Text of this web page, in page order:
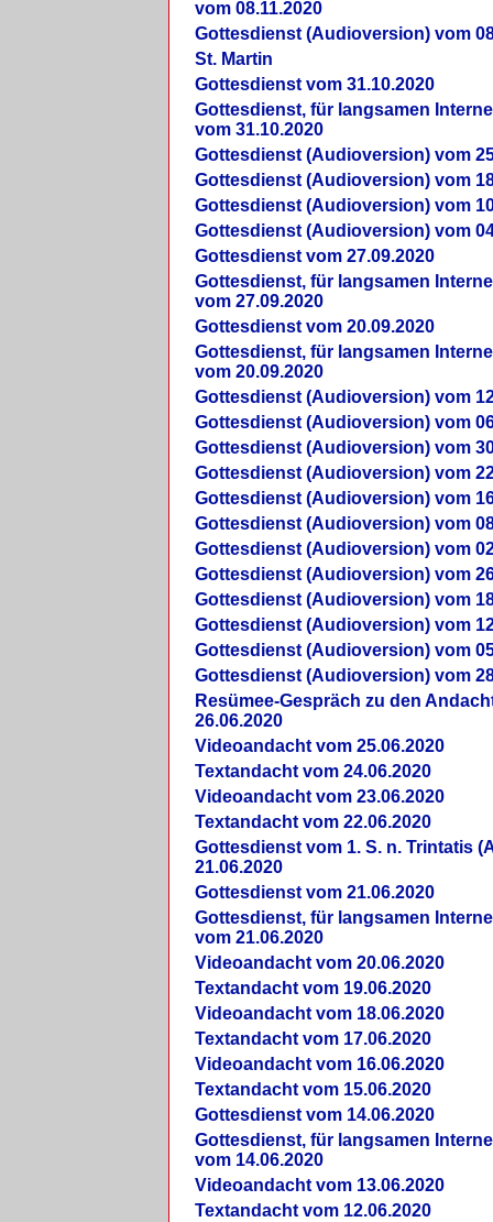
vom 08.11.2020
Gottesdienst (Audioversion) vom
St. Martin
Gottesdienst vom 31.10.2020
Gottesdienst, für langsamen
vom 31.10.2020
Gottesdienst (Audioversion) vom
Gottesdienst (Audioversion) vom
Gottesdienst (Audioversion) vom
Gottesdienst (Audioversion) vom
Gottesdienst vom 27.09.2020
Gottesdienst, für langsamen
vom 27.09.2020
Gottesdienst vom 20.09.2020
Gottesdienst, für langsamen
vom 20.09.2020
Gottesdienst (Audioversion) vom
Gottesdienst (Audioversion) vom
Gottesdienst (Audioversion) vom
Gottesdienst (Audioversion) vom
Gottesdienst (Audioversion) vom
Gottesdienst (Audioversion) vom
Gottesdienst (Audioversion) vom
Gottesdienst (Audioversion) vom
Gottesdienst (Audioversion) vom
Gottesdienst (Audioversion) vom
Gottesdienst (Audioversion) vom
Gottesdienst (Audioversion) vom
Re­sü­mee-Gespräch zu den
26.06.2020
Videoandacht vom 25.06.2020
Textandacht vom 24.06.2020
Videoandacht vom 23.06.2020
Textandacht vom 22.06.2020
Gottesdienst vom 1. S. n. Trintatis
21.06.2020
Gottesdienst vom 21.06.2020
Gottesdienst, für langsamen
vom 21.06.2020
Videoandacht vom 20.06.2020
Textandacht vom 19.06.2020
Videoandacht vom 18.06.2020
Textandacht vom 17.06.2020
Videoandacht vom 16.06.2020
Textandacht vom 15.06.2020
Gottesdienst vom 14.06.2020
Gottesdienst, für langsamen
vom 14.06.2020
Videoandacht vom 13.06.2020
Textandacht vom 12.06.2020